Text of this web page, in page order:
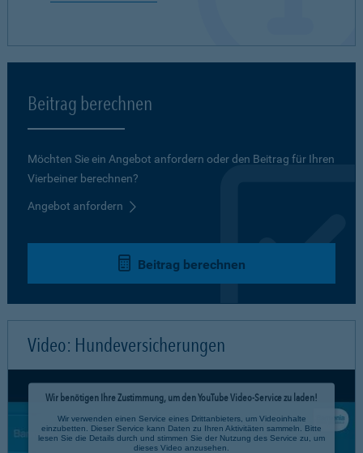
Beitrag berechnen
Möchten Sie ein Angebot anfordern oder den Beitrag für Ihren
Vierbeiner berechnen?
Angebot anfordern
Beitrag berechnen
Video: Hundeversicherungen
Wir benötigen Ihre Zustimmung, um den YouTube Video-Service zu laden!
Wir verwenden einen Service eines Drittanbieters, um Videoinhalte
einzubetten. Dieser Service kann Daten zu Ihren Aktivitäten sammeln. Bitte
lesen Sie die Details durch und stimmen Sie der Nutzung des Service zu, um
dieses Video anzusehen.